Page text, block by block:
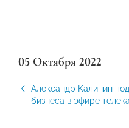
05 Октября 2022
Александр Калинин
бизнеса в эфире